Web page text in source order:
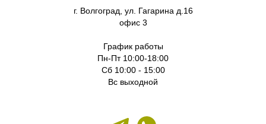
г. Волгоград, ул. Гагарина д.16
офис 3
График работы
Пн-Пт 10:00-18:00
Сб 10:00 - 15:00
Вс выходной